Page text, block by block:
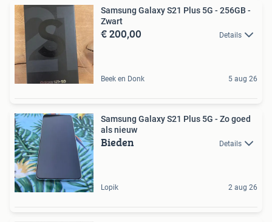
Samsung Galaxy S21 Plus 5G - 256GB -
Zwart
€ 200,00 Details
Beek en Donk 5 aug 26
Samsung Galaxy S21 Plus 5G - Zo goed
als nieuw
Bieden Details
Lopik 2 aug 26